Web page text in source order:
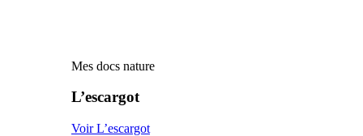
Mes docs nature
L’escargot
Voir L’escargot